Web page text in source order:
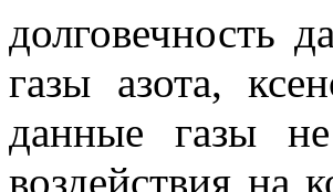
долговечность
газы азота,
данные газы
воздействия на